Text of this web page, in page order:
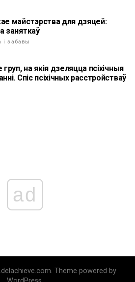
майстэрства для дзяцей:
заняткаў
і забавы
груп, на якія дзеляцца псіхічныя
Спіс псіхічных расстройстваў
ad
Theme powered by